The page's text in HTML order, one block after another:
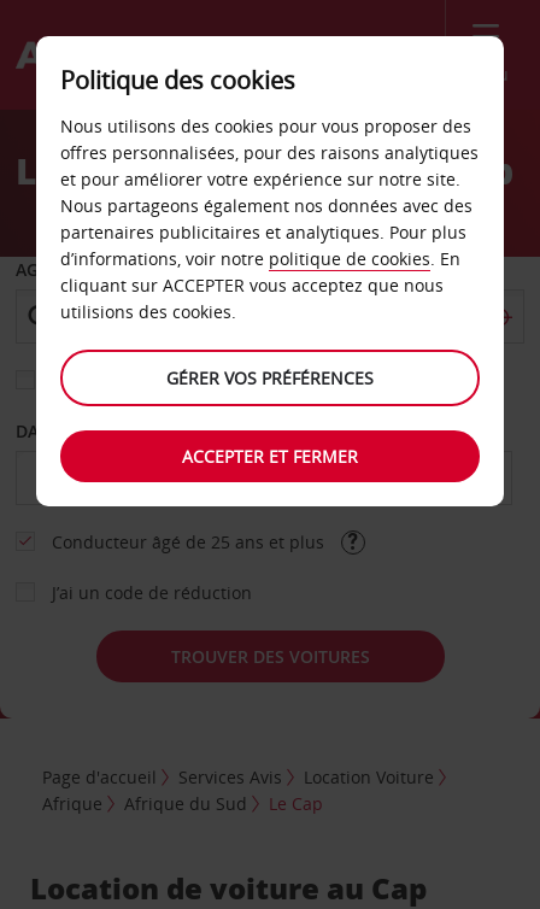
Menu
Welcome
AvisLocation de voiture au Cap
AGENCE DE DÉPART
Sélectionnez une autre agence de retour
DATE DE DÉBUT DATE DE FIN
Conducteur âgé de 25 ans et plus
J’ai un code de réduction
TROUVER DES VOITURES
Page d'accueil Services Avis
Location Voiture
Afrique
Afrique du Sud Le Cap
Location de voiture au Cap
Politique des cookies
Nous utilisons des cookies pour vous proposer des
offres personnalisées, pour des raisons analytiques
et pour améliorer votre expérience sur notre site.
Nous partageons également nos données avec des
partenaires publicitaires et analytiques. Pour plus
d’informations, voir notre politique de cookies. En
cliquant sur ACCEPTER vous acceptez que nous
utilisions des cookies.
GÉRER VOS PRÉFÉRENCES
ACCEPTER ET FERMER